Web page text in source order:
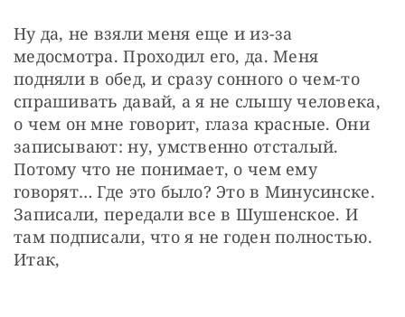
Ну да, не взяли меня еще и из-за
медосмотра. Проходил его, да. Меня
подняли в обед, и сразу сонного о чем-то
спрашивать давай, а я не слышу человека,
о чем он мне говорит, глаза красные. Они
записывают: ну, умственно отсталый.
Потому что не понимает, о чем ему
говорят… Где это было? Это в Минусинске.
Записали, передали все в Шушенское. И
там подписали, что я не годен полностью.
Итак,